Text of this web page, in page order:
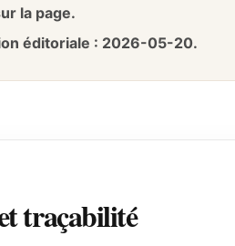
la page.
éditoriale : 2026-05-20.
traçabilité